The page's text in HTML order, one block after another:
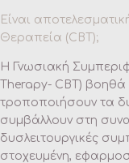
Είναι
Θεραπεία (CBT);
Η Γνωσιακή
Therapy- CBT) βοηθά
τροποποιήσουν τα
συμβάλλουν στη
δυσλειτουργικές
στοχευμένη,